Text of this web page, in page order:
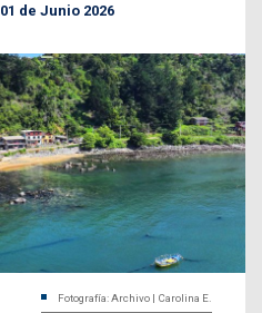
01 de Junio 2026
Fotografía: Archivo | Carolina E.